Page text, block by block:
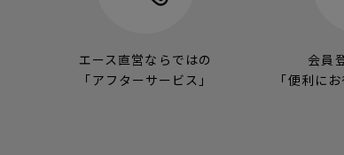
エース直営ならではの
「アフターサービス」
会員
「便利に